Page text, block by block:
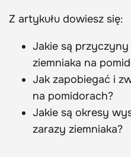
Z artykułu dowiesz się:
Jakie są
ziemniaka na
Jak zapobiegać i
na pomidorach?
Jakie są okresy
zarazy ziemniaka?